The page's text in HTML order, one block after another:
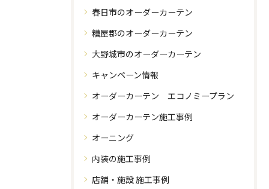
春日市のオーダーカーテン
糟屋郡のオーダーカーテン
大野城市のオーダーカーテン
キャンペーン情報
オーダーカーテン エコノミープラン
オーダーカーテン施工事例
オーニング
内装の施工事例
店舗・施設 施工事例